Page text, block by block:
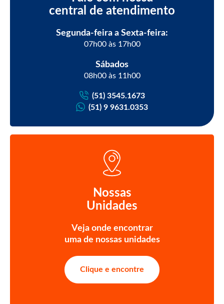
central de atendimento
Segunda-feira a Sexta-feira:
07h00 às 17h00
Sábados
08h00 às 11h00
(51) 3545.1673
(51) 9 9631.0353
Nossas
Unidades
Veja onde encontrar
uma de nossas unidades
Clique e encontre